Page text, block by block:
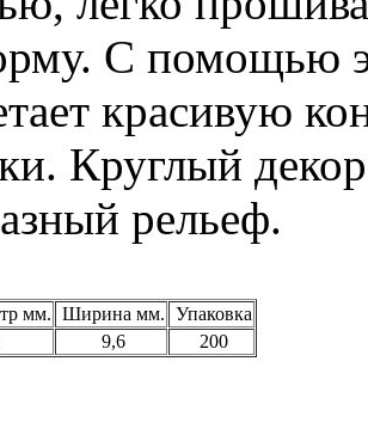
С помощью
красивую
Круглый
рельеф.
мм. Ширина мм. Упаковка
9,6 200